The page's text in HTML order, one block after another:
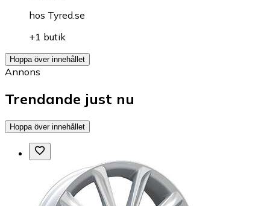
hos Tyred.se
+1 butik
Hoppa över innehållet
Annons
Trendande just nu
Hoppa över innehållet